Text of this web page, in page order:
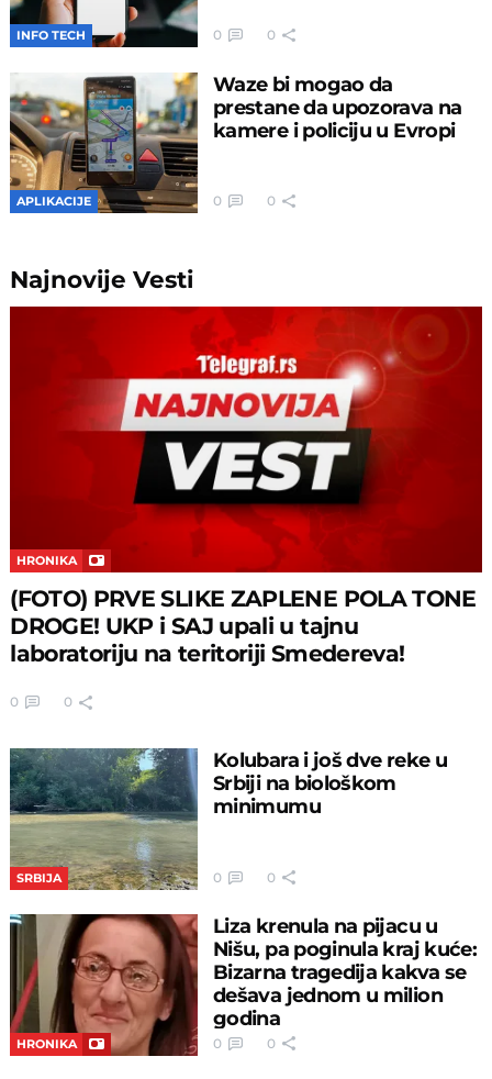
INFO TECH 0 0
APLIKACIJE
Waze bi mogao da
prestane da upozorava na
kamere i policiju u Evropi
0 0
NajnovijeVesti
HRONIKA
(FOTO) PRVE SLIKE ZAPLENE POLA TONE
DROGE! UKP i SAJ upali u tajnu
laboratoriju na teritoriji Smedereva!
0 0
SRBIJA
Kolubara i još dve reke u
Srbiji na biološkom
minimumu
0 0
HRONIKA
Liza krenula na pijacu u
Nišu, pa poginula kraj kuće:
Bizarna tragedija kakva se
dešava jednom u milion
godina
0 0